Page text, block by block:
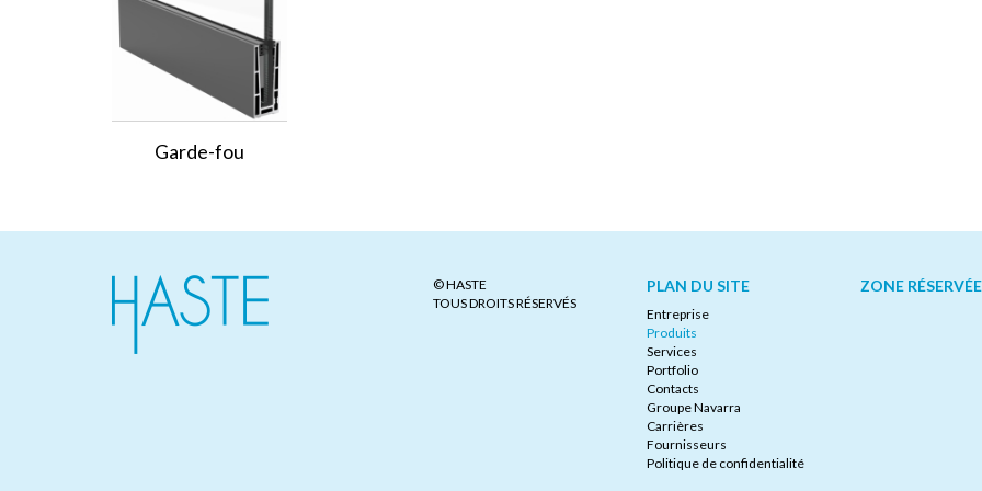
Garde-fou
© HASTE
TOUS DROITS RÉSERVÉS
PLAN DU SITE
Entreprise
Produits
Services
Portfolio
Contacts
Groupe Navarra
Carrières
Fournisseurs
Politique de confidentialité
ZONE RÉSERVÉE